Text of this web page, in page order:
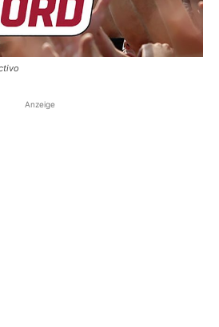
Anzeige